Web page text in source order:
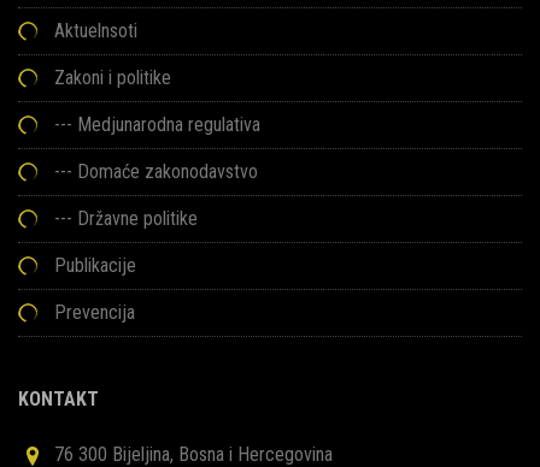
Aktuelnsoti
Zakoni i politike
--- Medjunarodna regulativa
--- Domaće zakonodavstvo
--- Državne politike
Publikacije
Prevencija
KONTAKT
76 300 Bijeljina, Bosna i Hercegovina